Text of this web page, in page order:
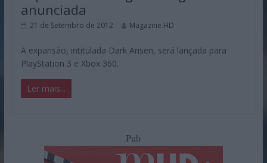
anunciada
21 de Setembro de 2012 Magazine.HD
A expansão, intitulada Dark Arisen, será lançada para
PlayStation 3 e Xbox 360.
Ler mais...
Pub